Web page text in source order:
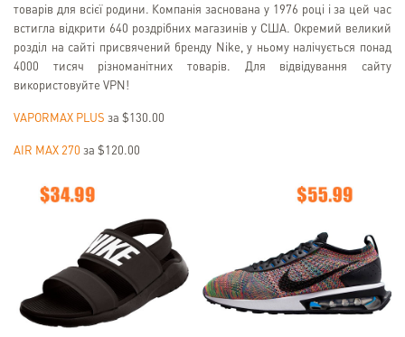
товарів для всієї родини. Компанія заснована у 1976 році і за цей час
встигла відкрити 640 роздрібних магазинів у США. Окремий великий
розділ на сайті присвячений бренду Nike, у ньому налічується понад
4000 тисяч різноманітних товарів. Для відвідування сайту
використовуйте VPN!
VAPORMAX PLUS за $130.00
AIR MAX 270 за $120.00